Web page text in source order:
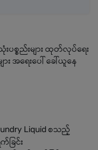
စ္စည်းများ ထုတ်လုပ်ရေး
အရေးပေါ် ခေါ်ယူနေ
Liquid စသည့်
ြင်း